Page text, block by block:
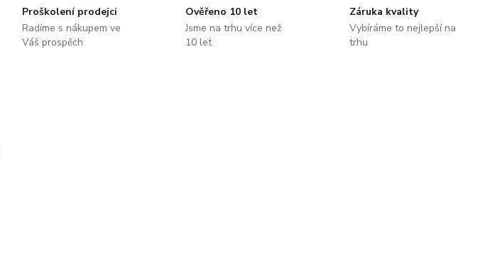
Proškolení prodejci
Radíme s nákupem ve
Váš prospěch
Ověřeno 10 let
Jsme na trhu více než
10 let
Záruka kvality
Vybíráme to nejlepší na
trhu